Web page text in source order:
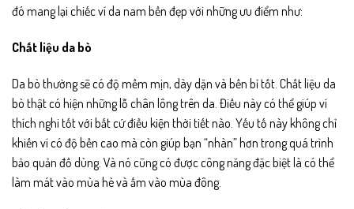
đó mang lại chiếc ví da nam bền đẹp với những ưu điểm như:
Chất liệu da bò
Da bò thường sẽ có độ mềm mịn, dày dặn và bền bỉ tốt. Chất liệu da
bò thật có hiện những lỗ chân lông trên da. Điều này có thể giúp ví
thích nghi tốt với bất cứ điều kiện thời tiết nào. Yếu tố này không chỉ
khiến ví có độ bền cao mà còn giúp bạn “nhàn” hơn trong quá trình
bảo quản đồ dùng. Và nó cũng có được công năng đặc biệt là có thể
làm mát vào mùa hè và ấm vào mùa đông.